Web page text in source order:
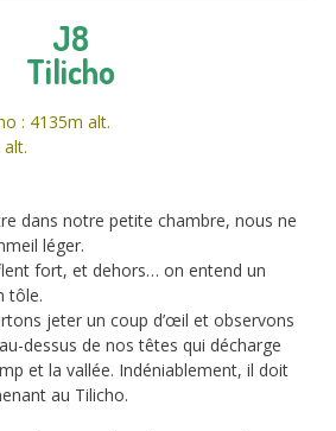
J8
Tilicho
: 4135m alt.
dans notre petite chambre, nous ne
léger.
fort, et dehors… on entend un
tôle.
jeter un coup d’œil et observons
dessus de nos têtes qui décharge
et la vallée. Indéniablement, il doit
au Tilicho.